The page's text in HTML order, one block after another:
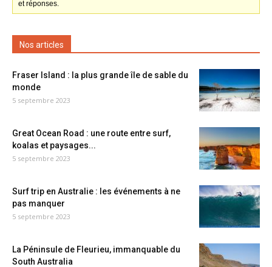
et réponses.
Nos articles
Fraser Island : la plus grande île de sable du
monde
5 septembre 2023
Great Ocean Road : une route entre surf,
koalas et paysages...
5 septembre 2023
Surf trip en Australie : les événements à ne
pas manquer
5 septembre 2023
La Péninsule de Fleurieu, immanquable du
South Australia